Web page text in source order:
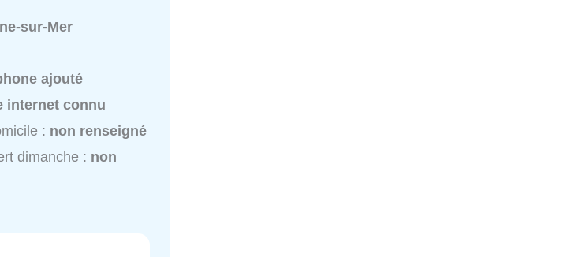
sur-Mer
ajouté
internet connu
: non renseigné
dimanche : non